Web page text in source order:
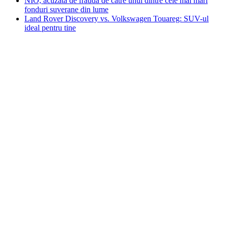
fonduri suverane din lume
Land Rover Discovery vs. Volkswagen Touareg: SUV-ul
ideal pentru tine